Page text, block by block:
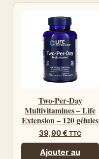
Two-Per-Day
Multivitamines – Life
Extension – 120 gélules
39,90€ TTC
Ajouter au